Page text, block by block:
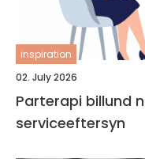
inspiration
02. July 2026
Parterapi billund når forholdet har brug for et
serviceeftersyn